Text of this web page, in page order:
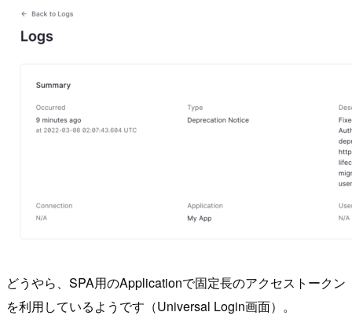
どうやら、SPA用のApplicationで固定長のアクセストークン
を利用しているようです（Universal Login画面）。